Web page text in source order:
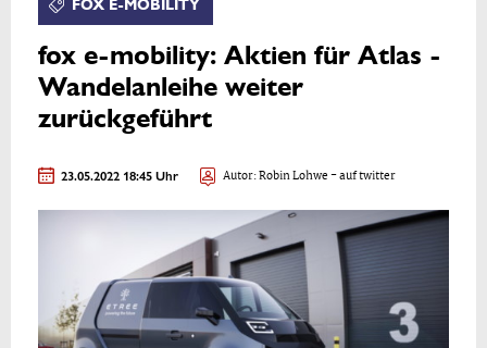
FOX E-MOBILITY
fox e-mobility: Aktien für Atlas -
Wandelanleihe weiter
zurückgeführt
23.05.2022 18:45 Uhr Autor:Robin Lohwe- auf twitter